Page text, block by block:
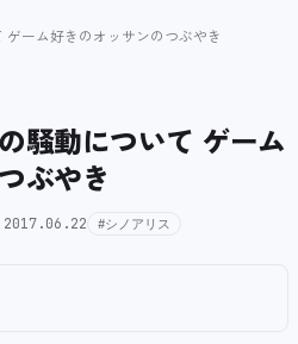
ーム好きのオッサンのつぶやき
騒動について ゲーム
ぶやき
2017.06.22 #シノアリス